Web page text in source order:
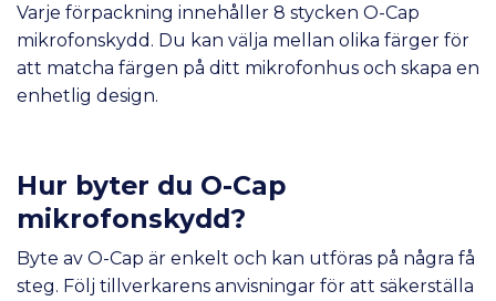
Varje förpackning innehåller 8 stycken O-Cap
mikrofonskydd. Du kan välja mellan olika färger för
att matcha färgen på ditt mikrofonhus och skapa en
enhetlig design.
Hur byter du O-Cap
mikrofonskydd?
Byte av O-Cap är enkelt och kan utföras på några få
steg. Följ tillverkarens anvisningar för att säkerställa